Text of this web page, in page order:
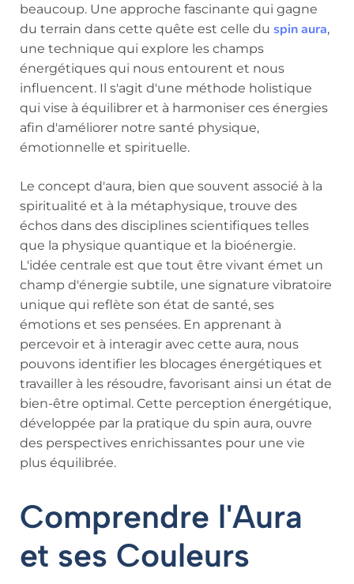
beaucoup. Une approche fascinante qui gagne
du terrain dans cette quête est celle du spin aura,
une technique qui explore les champs
énergétiques qui nous entourent et nous
influencent. Il s'agit d'une méthode holistique
qui vise à équilibrer et à harmoniser ces énergies
afin d'améliorer notre santé physique,
émotionnelle et spirituelle.
Le concept d'aura, bien que souvent associé à la
spiritualité et à la métaphysique, trouve des
échos dans des disciplines scientifiques telles
que la physique quantique et la bioénergie.
L'idée centrale est que tout être vivant émet un
champ d'énergie subtile, une signature vibratoire
unique qui reflète son état de santé, ses
émotions et ses pensées. En apprenant à
percevoir et à interagir avec cette aura, nous
pouvons identifier les blocages énergétiques et
travailler à les résoudre, favorisant ainsi un état de
bien-être optimal. Cette perception énergétique,
développée par la pratique du spin aura, ouvre
des perspectives enrichissantes pour une vie
plus équilibrée.
Comprendre l'Aura
et ses Couleurs